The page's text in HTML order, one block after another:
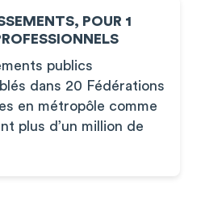
POUR 1
publics
dans 20 Fédérations
en métropôle comme
plus d’un million de